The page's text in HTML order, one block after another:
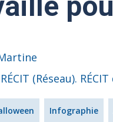
RÉCIT (Réseau).
Infographie